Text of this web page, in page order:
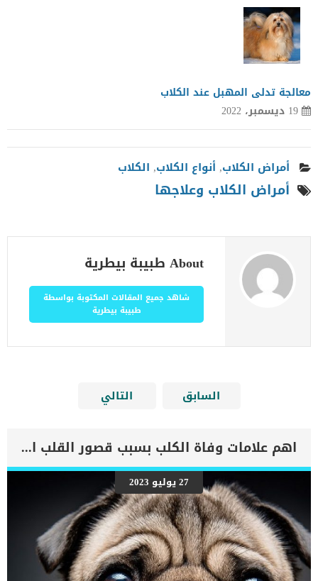
معالجة تدلى المهبل عند الكلاب
19 ديسمبر، 2022
أمراض الكلاب, أنواع الكلاب, الكلاب
أمراض الكلاب وعلاجها
About طبيبة بيطرية
شاهد جميع المقالات المكتوبة بواسطة
طبيبة بيطرية
السابق التالي
اهم علامات وفاة الكلب بسبب قصور القلب الاحتقانى
27 يوليو 2023